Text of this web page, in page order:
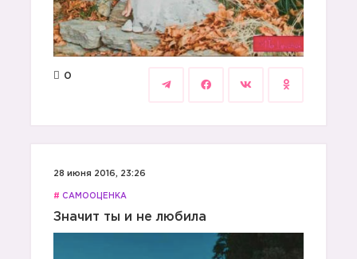
0
28 июня 2016, 23:26
# САМООЦЕНКА
Значит ты и не любила